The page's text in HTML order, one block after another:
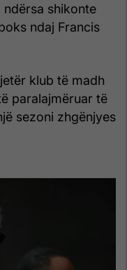
shikonte
ndaj Francis
klub të madh
paralajmëruar të
sezoni zhgënjyes